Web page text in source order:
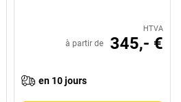
HTVA
à partir de 345,- €
en 10 jours